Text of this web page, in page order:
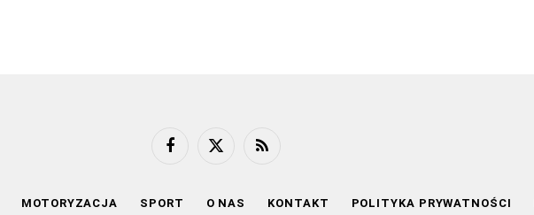
FacebookX
RSS
MOTORYZACJA SPORT O NAS KONTAKT POLITYKA PRYWATNOŚCI